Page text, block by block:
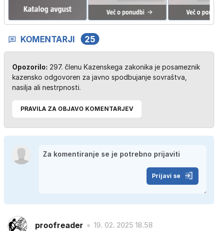
KOMENTARJI 25
Opozorilo: 297. členu Kazenskega zakonika je posameznik
kazensko odgovoren za javno spodbujanje sovraštva,
nasilja ali nestrpnosti.
PRAVILA ZA OBJAVO KOMENTARJEV
Prijavi se
proofreader 19. 02. 2025 18.58